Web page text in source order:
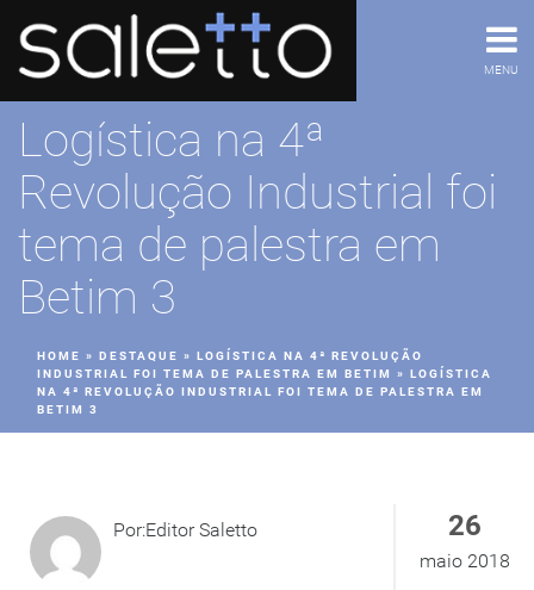
MENU
Logística na 4ª
Revolução Industrial foi
tema de palestra em
Betim 3
HOME » DESTAQUE » LOGÍSTICA NA 4ª REVOLUÇÃO
INDUSTRIAL FOI TEMA DE PALESTRA EM BETIM
» LOGÍSTICA
NA 4ª REVOLUÇÃO INDUSTRIAL FOI TEMA DE PALESTRA EM
BETIM 3
Por:Editor Saletto 26
maio 2018